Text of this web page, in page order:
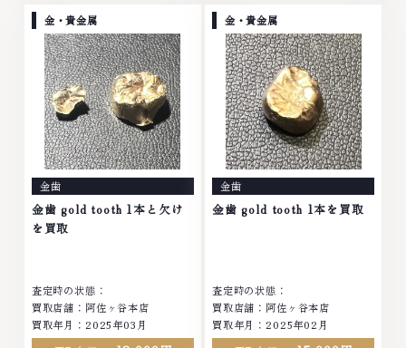
ンド ブランド品 ブランド衣類 お
酒買取りのことなら、お任せくだ
さい。なかでも金・プラチナ等の
アクセサリー・貴金属・宝石・ダ
イヤモンド・ジュエリーや ブラ
ンド品・時計等は特に自信を持っ
て、高額査定を実現しておりま
す。 古くて使わなくなってしま
ったアクセサリー、動かなくなっ
てしまった腕時計、多くのお品物
の高価買取りを実現しており、他
店ではお値段の付かなかったお品
物でも、一点一点丁寧に無料で査
無休
ンド品 ブランド衣類 お酒買取り
のことなら、お任せください。な
かでも金・プラチナ等のアクセサ
リー・貴金属・宝石・ダイヤモン
ド・ジュエリーや ブランド品・
時計等は特に自信を持って、高額
査定を実現しております。 古く
て使わなくなってしまったアクセ
サリー、動かなくなってしまった
腕時計、多くのお品物の高価買取
りを実現しており、他店ではお値
段の付かなかったお品物でも、一
金・貴金属
金歯
金歯 gold tooth 1本と欠け
を買取
査定時の状態：
買取店舗：阿佐ヶ谷本店
買取年月：2025年03月
金・貴金属
金歯
金歯 gold tooth 1本を買取
査定時の状態：
買取店舗：阿佐ヶ谷本店
買取年月：2025年02月